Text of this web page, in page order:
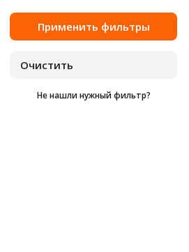
Vortex
Не нашли нужный фильтр?